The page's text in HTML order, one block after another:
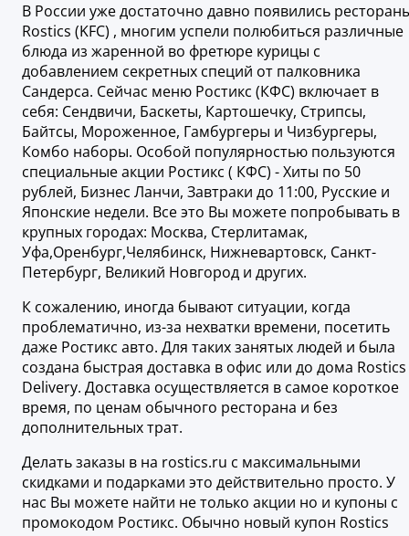
В России уже достаточно давно появились
Rostics (KFC) , многим успели полюбиться различные
блюда из жаренной во фретюре курицы с
добавлением секретных специй от палковника
Сандерса. Сейчас меню Ростикс (КФС) включает в
себя: Сендвичи, Баскеты, Картошечку, Стрипсы,
Байтсы, Мороженное, Гамбургеры и Чизбургеры,
Комбо наборы. Особой популярностью пользуются
специальные акции Ростикс ( КФС) - Хиты по 50
рублей, Бизнес Ланчи, Завтраки до 11:00, Русские и
Японские недели. Все это Вы можете попробывать в
крупных городах: Москва, Стерлитамак,
Уфа,Оренбург,Челябинск, Нижневартовск, Санкт-
Петербург, Великий Новгород и других.
К сожалению, иногда бывают ситуации, когда
проблематично, из-за нехватки времени, посетить
даже Ростикс авто. Для таких занятых людей и была
создана быстрая доставка в офис или до дома Rostics
Delivery. Доставка осуществляется в самое короткое
время, по ценам обычного ресторана и без
дополнительных трат.
Делать заказы в на rostics.ru с максимальными
скидками и подарками это действительно просто. У
нас Вы можете найти не только акции но и купоны с
промокодом Ростикс. Обычно новый купон Rostics